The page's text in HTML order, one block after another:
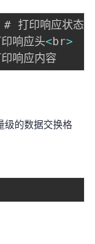
打印响应状态码
响应头
< br>
的数据交换格